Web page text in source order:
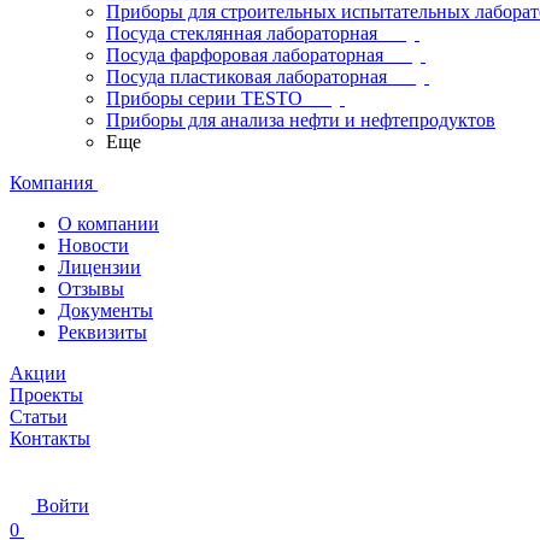
Приборы для строительных испытательных
Посуда стеклянная лабораторная
Посуда фарфоровая лабораторная
Посуда пластиковая лабораторная
Приборы серии TESTO
Приборы для анализа нефти и нефтепродуктов
Еще
Компания
О компании
Новости
Лицензии
Отзывы
Документы
Реквизиты
Акции
Проекты
Статьи
Контакты
Войти
0